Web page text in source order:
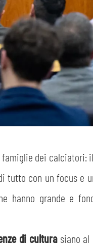
dei calciatori:
con un focus e
grande e
di culturasiano al